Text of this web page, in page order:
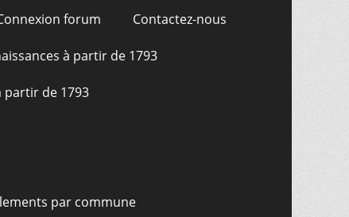
forum Contactez-nous
à partir de 1793
partir de 1793
par commune